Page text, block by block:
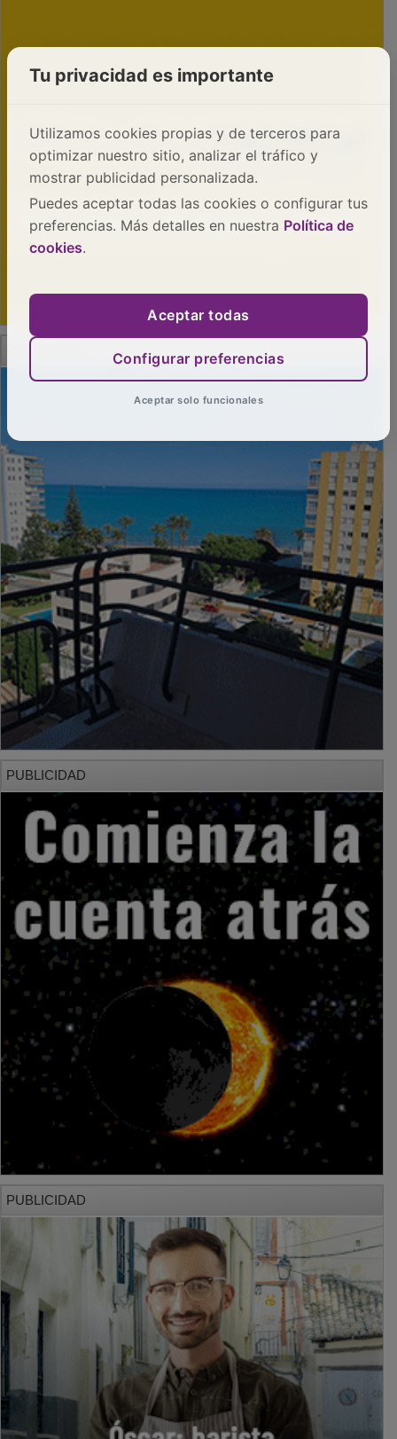
PUBLICIDAD
PUBLICIDAD
Tu privacidad es importante
Utilizamos cookies propias y de terceros para
optimizar nuestro sitio, analizar el tráfico y
mostrar publicidad personalizada.
Puedes aceptar todas las cookies o configurar tus
preferencias. Más detalles en nuestra Política de
cookies.
Aceptar todas
Configurar preferencias
Aceptar solo funcionales